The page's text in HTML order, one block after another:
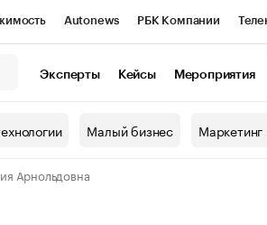
Autonews РБК Компании
Эксперты Кейсы Мероприятия
Малый бизнес
Арнольдовна